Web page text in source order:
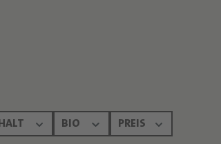
BIO PREIS